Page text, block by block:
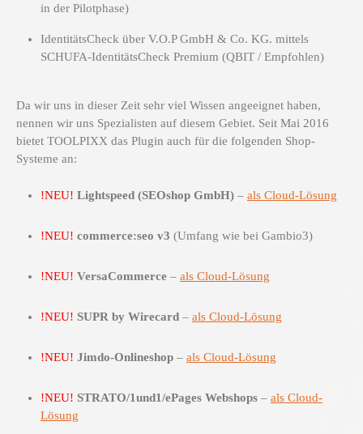
in der Pilotphase)
IdentitätsCheck über V.O.P GmbH & Co. KG. mittels
SCHUFA-IdentitätsCheck Premium (QBIT / Empfohlen)
Da wir uns in dieser Zeit sehr viel Wissen angeeignet haben,
nennen wir uns Spezialisten auf diesem Gebiet. Seit Mai 2016
bietet TOOLPIXX das Plugin auch für die folgenden Shop-
Systeme an:
!NEU! Lightspeed (SEOshop GmbH) – als Cloud-Lösung
!NEU! commerce:seo v3 (Umfang wie bei Gambio3)
!NEU! VersaCommerce – als Cloud-Lösung
!NEU! SUPR by Wirecard – als Cloud-Lösung
!NEU! Jimdo-Onlineshop – als Cloud-Lösung
!NEU! STRATO/1und1/ePages Webshops – als Cloud-
Lösung